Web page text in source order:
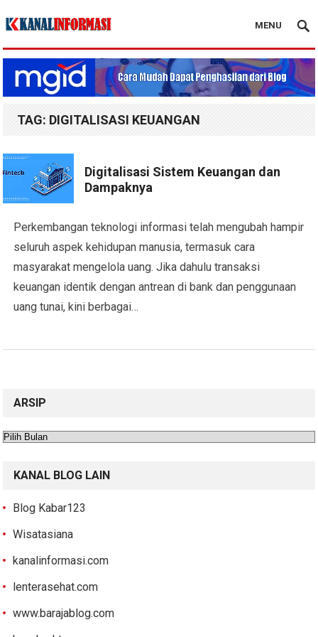
Blog Kanal Info
MENU
TAG: DIGITALISASI KEUANGAN
Digitalisasi Sistem Keuangan dan
Dampaknya
Perkembangan teknologi informasi telah mengubah hampir
seluruh aspek kehidupan manusia, termasuk cara
masyarakat mengelola uang. Jika dahulu transaksi
keuangan identik dengan antrean di bank dan penggunaan
uang tunai, kini berbagai…
ARSIP
Arsip
KANAL BLOG LAIN
Blog Kabar123
Wisatasiana
kanalinformasi.com
lenterasehat.com
www.barajablog.com